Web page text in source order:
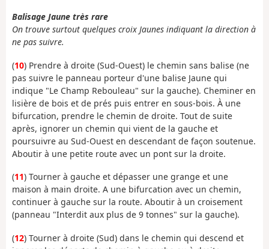
Balisage Jaune très rare
On trouve surtout quelques croix Jaunes indiquant la direction à
ne pas suivre.
(10) Prendre à droite (Sud-Ouest) le chemin sans balise (ne
pas suivre le panneau porteur d'une balise Jaune qui
indique "Le Champ Rebouleau" sur la gauche). Cheminer en
lisière de bois et de prés puis entrer en sous-bois. À une
bifurcation, prendre le chemin de droite. Tout de suite
après, ignorer un chemin qui vient de la gauche et
poursuivre au Sud-Ouest en descendant de façon soutenue.
Aboutir à une petite route avec un pont sur la droite.
(11) Tourner à gauche et dépasser une grange et une
maison à main droite. A une bifurcation avec un chemin,
continuer à gauche sur la route. Aboutir à un croisement
(panneau "Interdit aux plus de 9 tonnes" sur la gauche).
(12) Tourner à droite (Sud) dans le chemin qui descend et